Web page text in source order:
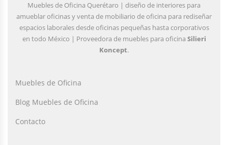
Muebles de Oficina Querétaro | diseño de interiores para
amueblar oficinas y venta de mobiliario de oficina para rediseñar
espacios laborales desde oficinas pequeñas hasta corporativos
en todo México | Proveedora de muebles para oficina Silieri
Koncept.
Muebles de Oficina
Blog Muebles de Oficina
Contacto